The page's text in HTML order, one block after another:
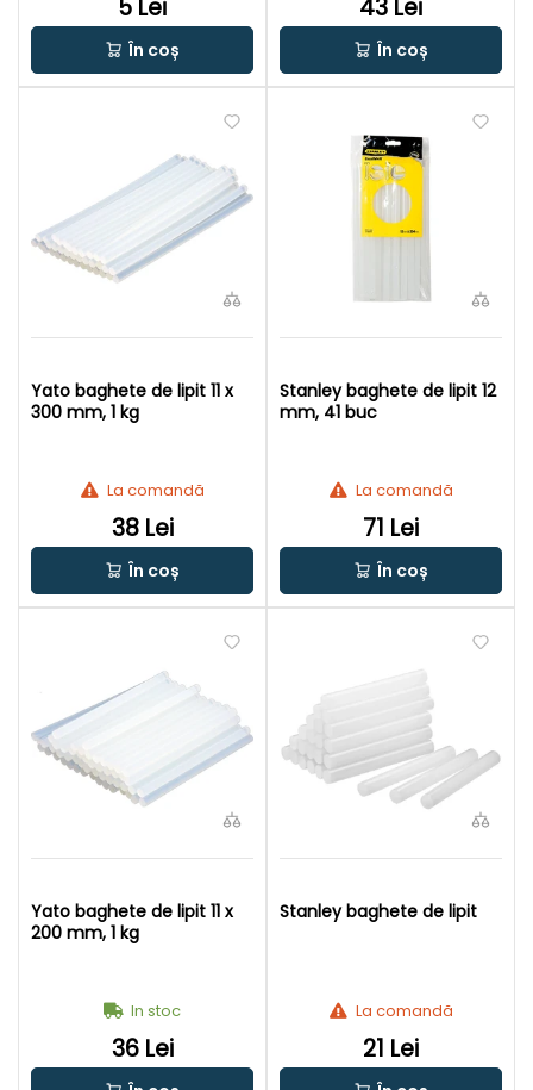
5 Lei
În coș
43 Lei
În coș
Yato baghete de lipit 11 x
300 mm, 1 kg
La comandă
38 Lei
În coș
Stanley baghete de lipit 12
mm, 41 buc
La comandă
71 Lei
În coș
Yato baghete de lipit 11 x
200 mm, 1 kg
In stoc
36 Lei
Stanley baghete de lipit
La comandă
21 Lei